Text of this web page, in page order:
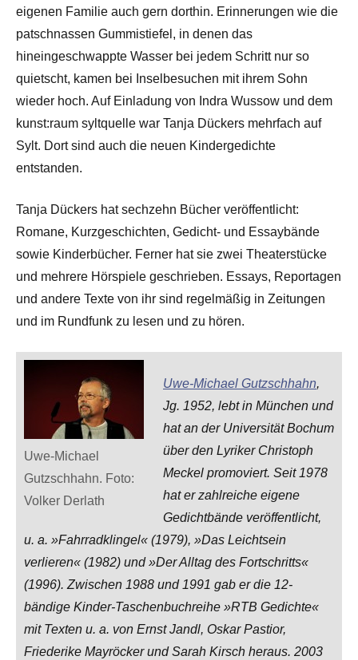
eigenen Familie auch gern dorthin. Erinnerungen wie die
patschnassen Gummistiefel, in denen das
hineingeschwappte Wasser bei jedem Schritt nur so
quietscht, kamen bei Inselbesuchen mit ihrem Sohn
wieder hoch. Auf Einladung von Indra Wussow und dem
kunst:raum syltquelle war Tanja Dückers mehrfach auf
Sylt. Dort sind auch die neuen Kindergedichte
entstanden.
Tanja Dückers hat sechzehn Bücher veröffentlicht:
Romane, Kurzgeschichten, Gedicht- und Essaybände
sowie Kinderbücher. Ferner hat sie zwei Theaterstücke
und mehrere Hörspiele geschrieben. Essays, Reportagen
und andere Texte von ihr sind regelmäßig in Zeitungen
und im Rundfunk zu lesen und zu hören.
Uwe-Michael
Gutzschhahn. Foto:
Volker Derlath
Uwe-Michael Gutzschhahn,
Jg. 1952, lebt in München und
hat an der Universität Bochum
über den Lyriker Christoph
Meckel promoviert. Seit 1978
hat er zahlreiche eigene
Gedichtbände veröffentlicht,
u. a. »Fahrradklingel« (1979), »Das Leichtsein
verlieren« (1982) und »Der Alltag des Fortschritts«
(1996). Zwischen 1988 und 1991 gab er die 12-
bändige Kinder-Taschenbuchreihe »RTB Gedichte«
mit Texten u. a. von Ernst Jandl, Oskar Pastior,
Friederike Mayröcker und Sarah Kirsch heraus. 2003